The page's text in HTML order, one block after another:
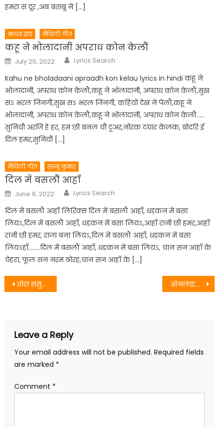
हमरा स दूर ,अब बताबू ने […]
माधव राय मैथिली गीत
कहू ने भोलादानी अपराध कोन केलौं
Posted
on
July 20, 2022 Author
Lyrics Search
Kahu ne bholadaani apraadh kon kelau lyrics in hindi कहू ने
भोलादानी, अपराध कोन केलौं,कहू ने भोलादानी, अपराध कोन केलौं,सुख
सऽ भरल जिनगी,सुख सऽ भरल जिनगी, कहियो देख ने पेलौं,कहू ने
भोलादानी, अपराध कोन केलौं,कहू ने भोलादानी, अपराध कोन केलौं…..
सुनियौ अरजि हे हर, हम छी बनल यौ टूअर,नोरक टघार केलक, बोदरि ई
दिल हमर,सुनियौ […]
मैथिली गीत सन्नू कुमार
दिल में बसलौं आहाँ
Posted
on
June 9, 2022 Author
Lyrics Search
दिल में बसलौं आहाँ लिरिक्स दिल में बसलौं आहाँ, धड़कन में बसा
लियऽ,दिल में बसलौं आहाँ, धड़कन में बसा लियऽ,आहाँ रानी छी हमर,आहाँ
रानी छी हमर, राजा बना लियऽ,दिल में बसलौं आहाँ, धड़कन में बसा
लियऽहाँ……..दिल में बसलौं आहाँ, धड़कन में बसा लियऽ, चान सन आहाँ के
चेहरा, फूल सन नरम ठोरह,चान सन आहाँ के […]
Post
तोरा ससुरा में एबौ जान पगला के भेष में ऑनलाइन झुमका – माधव राय
Leave a Reply
Your email address will not be published. Required fields
are marked *
Comment *